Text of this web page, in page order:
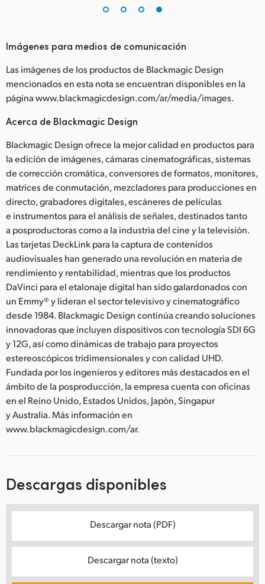
Imágenes para medios de comunicación
Las imágenes de los productos de Blackmagic Design
mencionados en esta nota se encuentran disponibles en la
página www.blackmagicdesign.com/ar/media/images.
Acerca de Blackmagic Design
Blackmagic Design ofrece la mejor calidad en productos para
la edición de imágenes, cámaras cinematográficas, sistemas
de corrección cromática, conversores de formatos, monitores,
matrices de conmutación, mezcladores para producciones en
directo, grabadores digitales, escáneres de películas
e instrumentos para el análisis de señales, destinados tanto
a posproductoras como a la industria del cine y la televisión.
Las tarjetas DeckLink para la captura de contenidos
audiovisuales han generado una revolución en materia de
rendimiento y rentabilidad, mientras que los productos
DaVinci para el etalonaje digital han sido galardonados con
un Emmy® y lideran el sector televisivo y cinematográfico
desde 1984. Blackmagic Design continúa creando soluciones
innovadoras que incluyen dispositivos con tecnología SDI 6G
y 12G, así como dinámicas de trabajo para proyectos
estereoscópicos tridimensionales y con calidad UHD.
Fundada por los ingenieros y editores más destacados en el
ámbito de la posproducción, la empresa cuenta con oficinas
en el Reino Unido, Estados Unidos, Japón, Singapur
y Australia. Más información en
www.blackmagicdesign.com/ar.
Descargas disponibles
Descargar nota (PDF)
Descargar nota (texto)